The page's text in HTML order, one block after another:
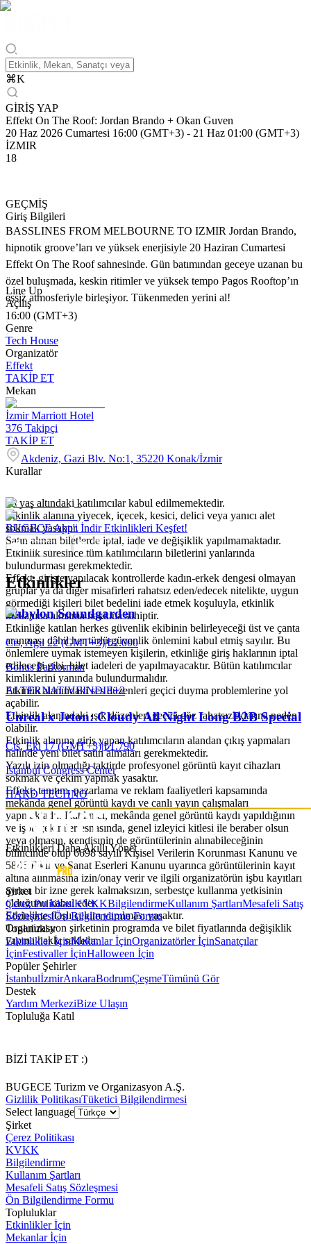
⌘K
GİRİŞ YAP
Effekt On The Roof: Jordan Brando + Okan Guven
20 Haz 2026 Cumartesi 16:00 (GMT+3) - 21 Haz 01:00 (GMT+3)
İZMIR
18
GEÇMİŞ
Giriş Bilgileri
BASSLINES FROM MELBOURNE TO IZMIR Jordan Brando,
hipnotik groove’ları ve yüksek enerjisiyle 20 Haziran Cumartesi
Effekt On The Roof sahnesinde. Gün batımından geceye uzanan bu
özel buluşmada, keskin ritimler ve yüksek tempo Pagos Rooftop’ın
eşsiz atmosferiyle birleşiyor. Tükenmeden yerini al!
Line Up
Açılış
16:00 (GMT+3)
Genre
Tech House
Organizatör
Effekt
TAKİP ET
Mekan
İzmir Marriott Hotel
376 Takipçi
TAKİP ET
Akdeniz, Gazi Blv. No:1, 35220 Konak/İzmir
Kurallar
18 yaş altındaki katılımcılar kabul edilmemektedir.
Etkinlik alanına yiyecek, içecek, kesici, delici veya yanıcı alet
sokmak yasaktır.
Satın alınan biletlerde iptal, iade ve değişiklik yapılmamaktadır.
Etkinlik süresince tüm katılımcıların biletlerini yanlarında
bulundurması gerekmektedir.
Effekt, girişte yapılacak kontrollerde kadın-erkek dengesi olmayan
gruplar ya da diğer misafirleri rahatsız eden/edecek nitelikte, uygun
görmediği kişileri bilet bedelini iade etmek koşuluyla, etkinlik
mekanına almama hakkına sahiptir.
Etkinliğe katılan herkes güvenlik ekibinin belirleyeceği üst ve çanta
aranması dâhil her türlü güvenlik önlemini kabul etmiş sayılır. Bu
önlemlere uymak istemeyen kişilerin, etkinliğe giriş haklarının iptal
edileceği gibi, bilet iadeleri de yapılmayacaktır. Bütün katılımcılar
kimliklerini yanında bulundurmalıdır.
Etkinlik alanındaki ses düzenleri geçici duyma problemlerine yol
açabilir.
Etkinlik alanındaki ışık düzenleri geçici göz rahatsızlıklarına neden
olabilir.
Etkinlik alanına giriş yapan katılımcıların alandan çıkış yapmaları
halinde yeni bilet satın almaları gerekmektedir.
Yazılı izin olmadığı taktirde profesyonel görüntü kayıt cihazları
sokmak ve çekim yapmak yasaktır.
Effekt; tanıtım, pazarlama ve reklam faaliyetleri kapsamında
mekânda genel görüntü kaydı ve canlı yayın çalışmaları
yapmaktadır. Katılımcı, mekânda genel görüntü kaydı yapıldığının
ve işbu çekimler esnasında, genel izleyici kitlesi ile beraber olsun
veya olmasın, kendisinin de görüntülerinin alınabileceğinin
bilincinde olup 6698 sayılı Kişisel Verilerin Korunması Kanunu ve
5846 Fikir ve Sanat Eserleri Kanunu uyarınca görüntülerinin kayıt
altına alınmasına izin/onay verir ve ilgili organizatörün işbu kayıtları
ayrıca bir izne gerek kalmaksızın, serbestçe kullanma yetkisinin
olduğunu kabul eder.
Etkinlikte flaşlı çekim yapılması yasaktır.
Organizasyon şirketinin programda ve bilet fiyatlarında değişiklik
yapma hakkı saklıdır.
BUGECE App'i İndir Etkinlikleri Keşfet!
Etkinlikler
Babylon Soundgarden
Cts, Ağu 22 (GMT+3)|₺2.000
Bonus Parkorman
ALTERNATIVEINDIE+2
Unreal x Jeton: Cloudy All Night Long B2B Special
Cts, Eki 17 (GMT+3)|₺1.790
Istanbul Congress Center
HARD TECHNO
Etkinlikleri Daha Akıllı Yönet
Şirket
Çerez PolitikasıKVKKBilgilendirmeKullanım ŞartlarıMesafeli Satış
SözleşmesiÖn Bilgilendirme Formu
Topluluklar
Etkinlikler İçinMekanlar İçinOrganizatörler İçinSanatçılar
İçinFestivaller İçinHalloween İçin
Popüler Şehirler
İstanbulİzmirAnkaraBodrumÇeşmeTümünü Gör
Destek
Yardım MerkeziBize Ulaşın
Topluluğa Katıl
BİZİ TAKİP ET :)
BUGECE Turizm ve Organizasyon A.Ş.
Gizlilik PolitikasıTüketici Bilgilendirmesi
Select language
Şirket
Çerez Politikası
KVKK
Bilgilendirme
Kullanım Şartları
Mesafeli Satış Sözleşmesi
Ön Bilgilendirme Formu
Topluluklar
Etkinlikler İçin
Mekanlar İçin